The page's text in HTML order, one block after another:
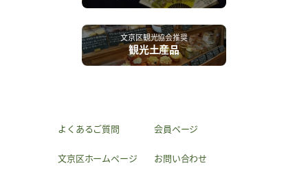
文京区観光協会推奨
観光土産品
よくあるご質問 会員ページ
文京区ホームページ お問い合わせ